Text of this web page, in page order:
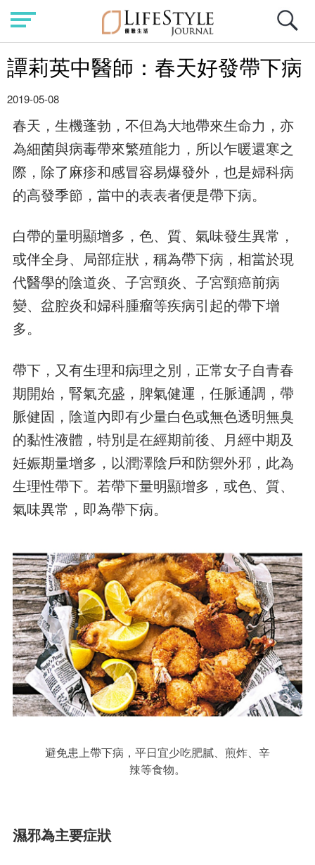
譚莉英中醫師：春天好發帶下病
2019-05-08
春天，生機蓬勃，不但為大地帶來生命力，亦
為細菌與病毒帶來繁殖能力，所以乍暖還寒之
際，除了麻疹和感冒容易爆發外，也是婦科病
的高發季節，當中的表表者便是帶下病。
白帶的量明顯增多，色、質、氣味發生異常，
或伴全身、局部症狀，稱為帶下病，相當於現
代醫學的陰道炎、子宮頸炎、子宮頸癌前病
變、盆腔炎和婦科腫瘤等疾病引起的帶下增
多。
帶下，又有生理和病理之別，正常女子自青春
期開始，腎氣充盛，脾氣健運，任脈通調，帶
脈健固，陰道內即有少量白色或無色透明無臭
的黏性液體，特別是在經期前後、月經中期及
妊娠期量增多，以潤澤陰戶和防禦外邪，此為
生理性帶下。若帶下量明顯增多，或色、質、
氣味異常，即為帶下病。
避免患上帶下病，平日宜少吃肥膩、煎炸、辛
辣等食物。
濕邪為主要症狀